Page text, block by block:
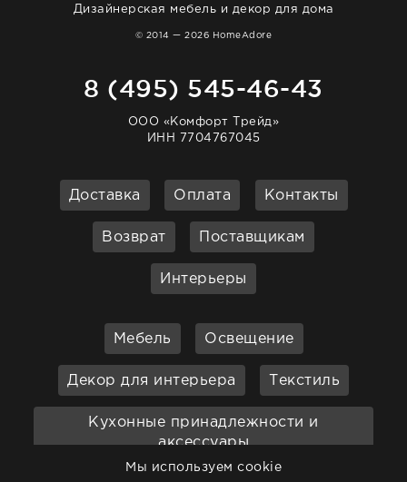
Дизайнерская мебель и декор для дома
© 2014 — 2026 HomeAdore
8 (495) 545-46-43
ООО «Комфорт Трейд»
ИНН 7704767045
Доставка Оплата Контакты
Возврат Поставщикам
Интерьеры
Мебель Освещение
Декор для интерьера Текстиль
Кухонные принадлежности и
аксессуары
Мы используем cookie